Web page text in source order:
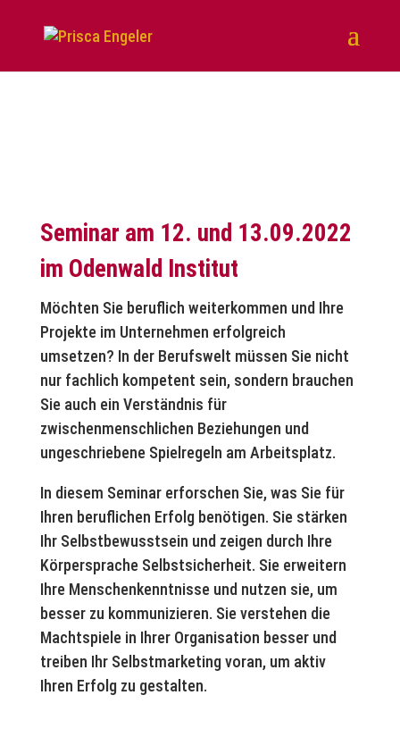
Seminar am 12. und 13.09.2022
im Odenwald Institut
Möchten Sie beruflich weiterkommen und Ihre
Projekte im Unternehmen erfolgreich
umsetzen? In der Berufswelt müssen Sie nicht
nur fachlich kompetent sein, sondern brauchen
Sie auch ein Verständnis für
zwischenmenschlichen Beziehungen und
ungeschriebene Spielregeln am Arbeitsplatz.
In diesem Seminar erforschen Sie, was Sie für
Ihren beruflichen Erfolg benötigen. Sie stärken
Ihr Selbstbewusstsein und zeigen durch Ihre
Körpersprache Selbstsicherheit. Sie erweitern
Ihre Menschenkenntnisse und nutzen sie, um
besser zu kommunizieren. Sie verstehen die
Machtspiele in Ihrer Organisation besser und
treiben Ihr Selbstmarketing voran, um aktiv
Ihren Erfolg zu gestalten.